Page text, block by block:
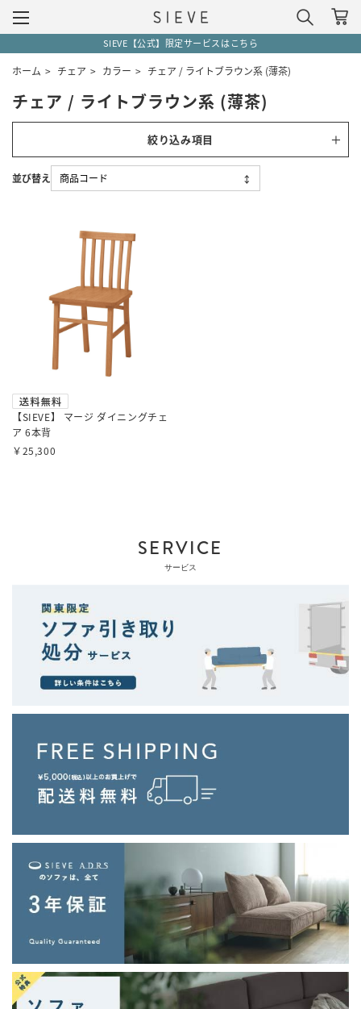
SIEVE【公式】限定サービスはこちら
ホーム > チェア > カラー > チェア / ライトブラウン系 (薄茶)
チェア / ライトブラウン系 (薄茶)
絞り込み項目
【SIEVE】 マージ ダイニングチェ
ア 6本背
￥25,300
SERVICE
サービス